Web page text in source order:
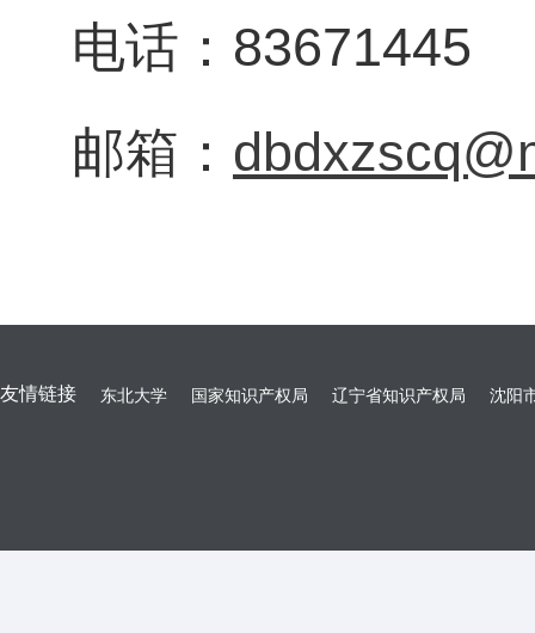
电话：83671445
邮箱：
友情链接 东北大学 国家知识产权局 辽宁省知识产权局 沈阳